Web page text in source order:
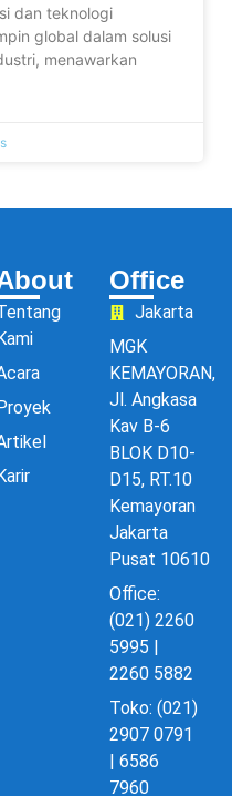
dan teknologi
global dalam solusi
menawarkan
Office
Jakarta
MGK
KEMAYORAN,
Jl. Angkasa
Kav B-6
BLOK D10-
D15, RT.10
Kemayoran
Jakarta
Pusat 10610
Office:
(021) 2260
5995 |
2260 5882
Toko: (021)
2907 0791
| 6586
7960